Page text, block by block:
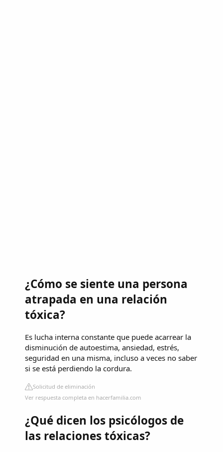
¿Cómo se siente una persona
atrapada en una relación
tóxica?
Es lucha interna constante que puede acarrear la
disminución de autoestima, ansiedad, estrés,
seguridad en una misma, incluso a veces no saber
si se está perdiendo la cordura.
Solicitud de eliminación
Ver respuesta completa en hacerfamilia.com
¿Qué dicen los psicólogos de
las relaciones tóxicas?